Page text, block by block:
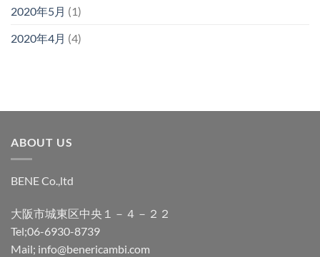
2020年5月 (1)
2020年4月 (4)
ABOUT US
BENE Co.,ltd
大阪市城東区中央１－４－２２
Tel;06-6930-8739
Mail; info@benericambi.com